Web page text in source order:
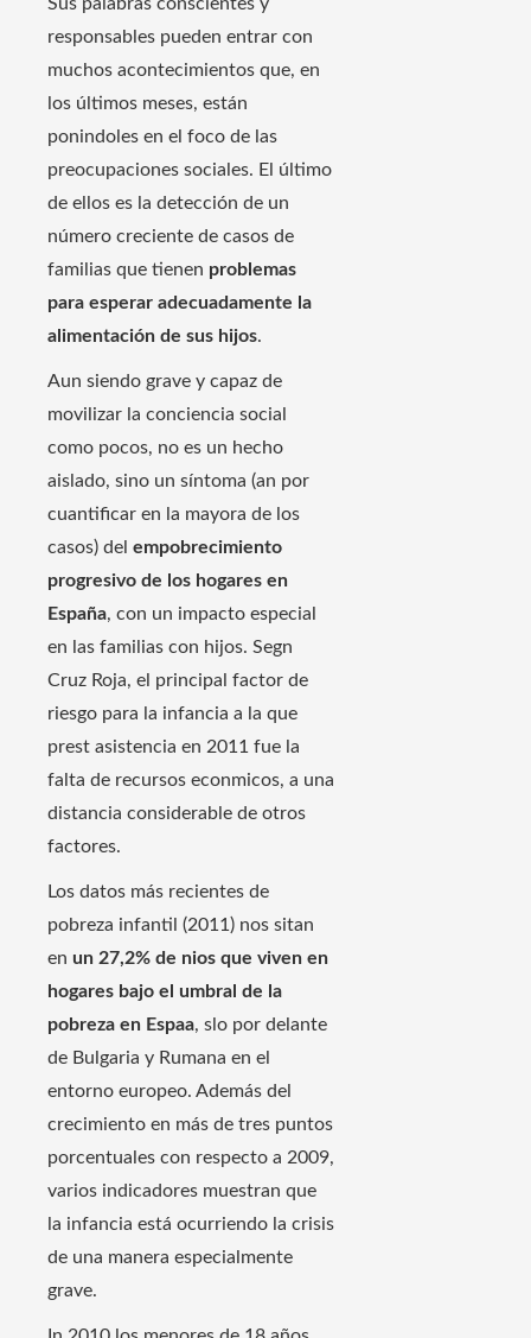
responsables pueden entrar con
muchos acontecimientos que, en
los últimos meses, están
ponindoles en el foco de las
preocupaciones sociales. El último
de ellos es la detección de un
número creciente de casos de
familias que tienen problemas
para esperar adecuadamente la
alimentación de sus hijos.
Aun siendo grave y capaz de
movilizar la conciencia social
como pocos, no es un hecho
aislado, sino un síntoma (an por
cuantificar en la mayora de los
casos) del empobrecimiento
progresivo de los hogares en
España, con un impacto especial
en las familias con hijos. Segn
Cruz Roja, el principal factor de
riesgo para la infancia a la que
prest asistencia en 2011 fue la
falta de recursos econmicos, a una
distancia considerable de otros
factores.
Los datos más recientes de
pobreza infantil (2011) nos sitan
en un 27,2% de nios que viven en
hogares bajo el umbral de la
pobreza en Espaa, slo por delante
de Bulgaria y Rumana en el
entorno europeo. Además del
crecimiento en más de tres puntos
porcentuales con respecto a 2009,
varios indicadores muestran que
la infancia está ocurriendo la crisis
de una manera especialmente
grave.